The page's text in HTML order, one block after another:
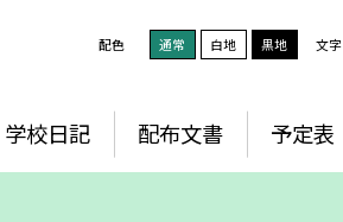
配色 通常 白地 黒地 文字
学校日記 配布文書 予定表